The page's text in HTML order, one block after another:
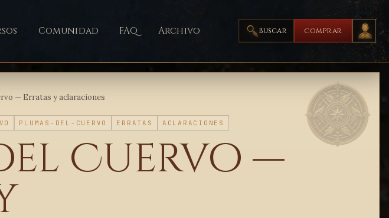
Comunidad FAQ Archivo Buscar COMPRAR
— Erratas y aclaraciones
PLUMAS-DEL-CUERVO ERRATAS ACLARACIONES
Cuervo —